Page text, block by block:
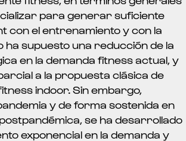
para generar suficiente
con el entrenamiento y con la
ha supuesto una reducción de la
en la demanda fitness actual, y
a la propuesta clásica de
indoor. Sin embargo,
y de forma sostenida en
se ha desarrollado
exponencial en la demanda y